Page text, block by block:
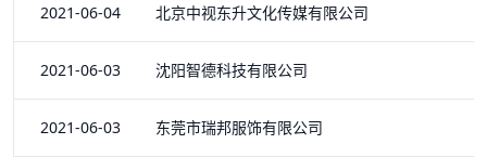
2021-06-04 北京中视东升文化传媒有限公司
2021-06-03 沈阳智德科技有限公司
2021-06-03 东莞市瑞邦服饰有限公司